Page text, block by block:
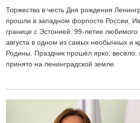
Торжества в честь Дня рождения
прошли в западном форпосте России,
границе с Эстонией. 99-летие любимого
августа в одном из самых необычных и
Родины. Праздник прошёл ярко, весело,
принято на ленинградской земле.